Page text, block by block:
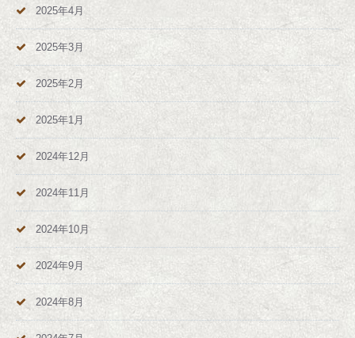
2025年4月
2025年3月
2025年2月
2025年1月
2024年12月
2024年11月
2024年10月
2024年9月
2024年8月